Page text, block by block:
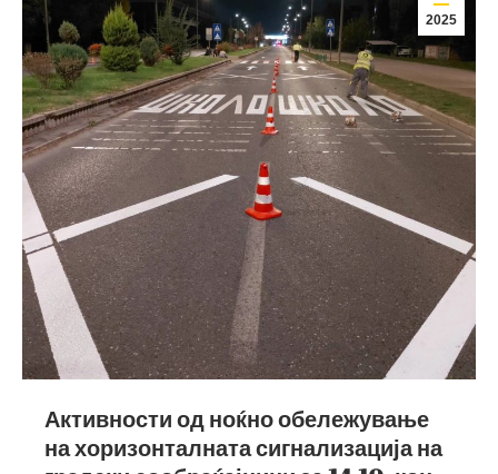
2025
Активности од ноќно обележување
на хоризонталната сигнализација на